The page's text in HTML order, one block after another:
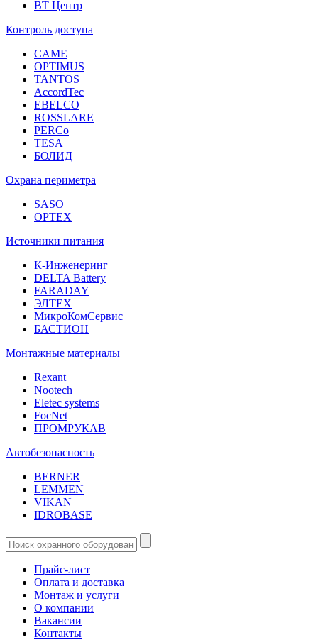
ВТ Центр
Контроль доступа
CAME
OPTIMUS
TANTOS
AccordTec
EBELCO
ROSSLARE
PERCo
TESA
БОЛИД
Охрана периметра
SASO
OPTEX
Источники питания
К-Инженеринг
DELTA Battery
FARADAY
ЭЛТЕХ
МикроКомСервис
БАСТИОН
Монтажные материалы
Rexant
Nootech
Eletec systems
FocNet
ПРОМРУКАВ
Автобезопасность
BERNER
LEMMEN
VIKAN
IDROBASE
Прайс-лист
Оплата и доставка
Монтаж и услуги
О компании
Вакансии
Контакты